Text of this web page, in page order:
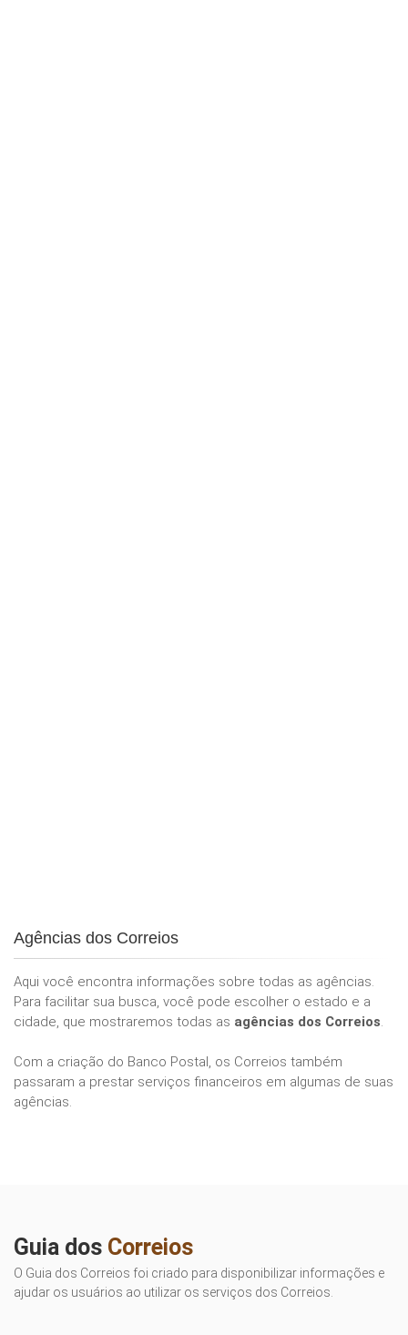
Agências dos Correios
Aqui você encontra informações sobre todas as agências.
Para facilitar sua busca, você pode escolher o estado e a
cidade, que mostraremos todas as agências dos Correios.
Com a criação do Banco Postal, os Correios também
passaram a prestar serviços financeiros em algumas de suas
agências.
Guia dos Correios
O Guia dos Correios foi criado para disponibilizar informações e
ajudar os usuários ao utilizar os serviços dos Correios.